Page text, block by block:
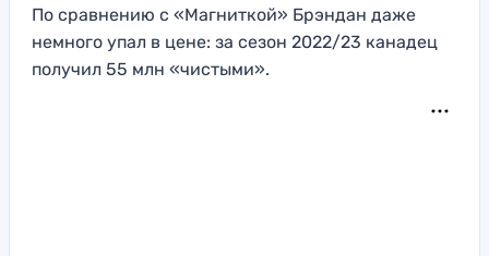
По сравнению с «Магниткой» Брэндан даже
немного упал в цене: за сезон 2022/23 канадец
получил 55 млн «чистыми».